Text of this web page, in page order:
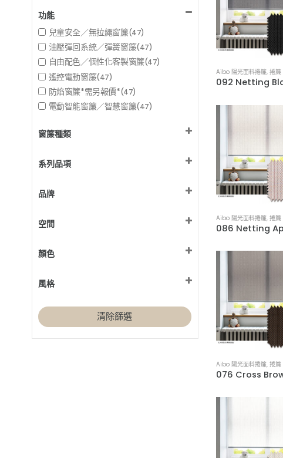
Aibo 陽光面料捲簾, 捲簾
Aibo 陽光面料捲簾, 捲簾
Aibo 陽光面料捲簾, 捲簾
功能
兒童安全／無拉繩窗簾(47)
油壓彈回系統／彈簧窗簾(47)
自由配色／個性化客製窗簾(47)
遙控電動窗簾(47)
防焰窗簾*需另報價*(47)
電動智能窗簾／智慧窗簾(47)
窗簾種類
系列品項
品牌
空間
客廳
書房 / 辦公室
顏色
橘色設計
米色設計(8)
風格
日式無印風
清除篩選